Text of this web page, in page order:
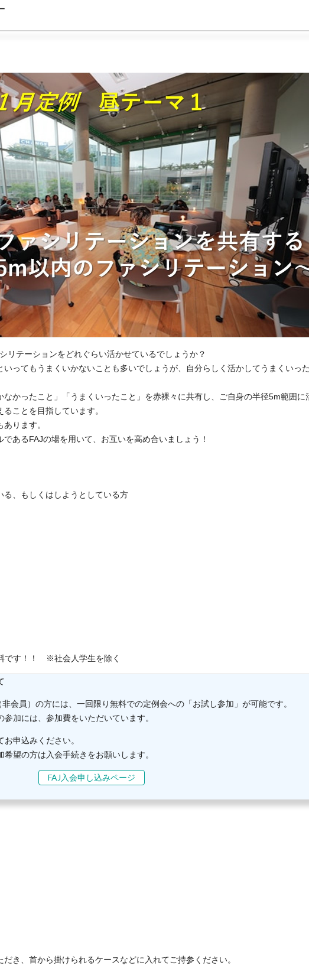
リテーションをどれぐらい活かせているでしょうか？
ってもうまくいかないことも多いでしょうが、自分らしく活かしてうまくいっ
なかったこと」「うまくいったこと」を赤裸々に共有し、ご自身の半径5m範囲に
ことを目指しています。
ります。
あるFAJの場を用いて、お互いを高め合いましょう！
、もしくはしようとしている方
です！！ ※社会人学生を除く
会員）の方には、一回限り無料での定例会への「お試し参加」が可能です。
加には、参加費をいただいています。
申込みください。
望の方は入会手続きをお願いします。
FAJ入会申し込みページ
き、首から掛けられるケースなどに入れてご持参ください。